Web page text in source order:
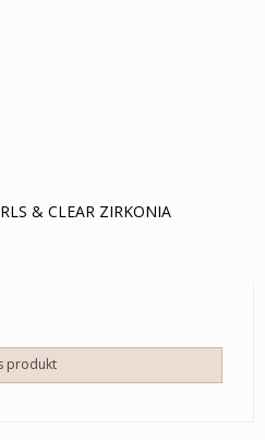
& CLEAR ZIRKONIA
produkt